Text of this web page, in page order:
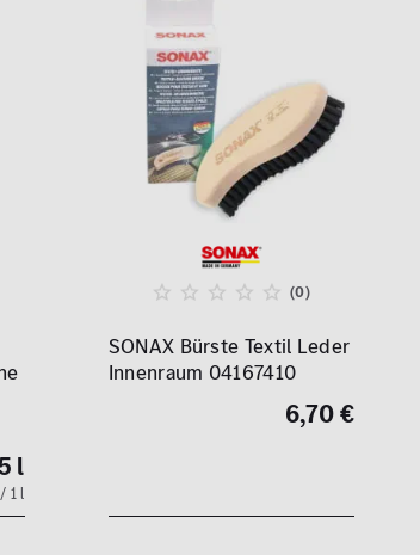
l
1 l
(0)
SONAX Bürste Textil Leder
Innenraum 04167410
6,70 €